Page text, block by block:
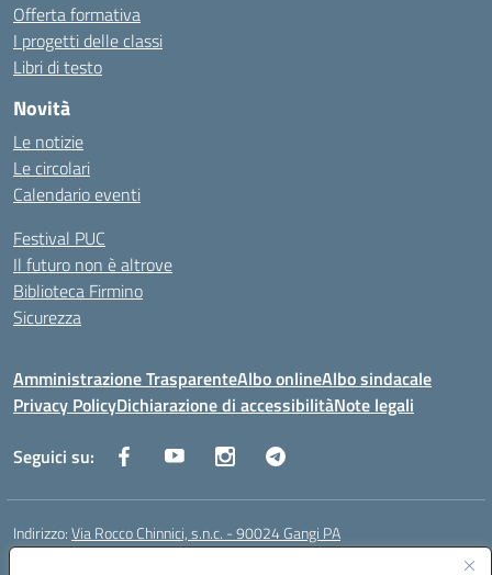
Offerta formativa
I progetti delle classi
Libri di testo
Novità
Le notizie
Le circolari
Calendario eventi
Festival PUC
Il futuro non è altrove
Biblioteca Firmino
Sicurezza
Amministrazione TrasparenteAlbo onlineAlbo sindacale
Privacy PolicyDichiarazione di accessibilitàNote legali
Seguici su:
Indirizzo:Via Rocco Chinnici, s.n.c. - 90024 Gangi PA
Centralino: